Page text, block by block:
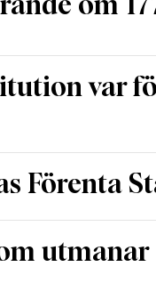
om
var
Förenta
utmanar